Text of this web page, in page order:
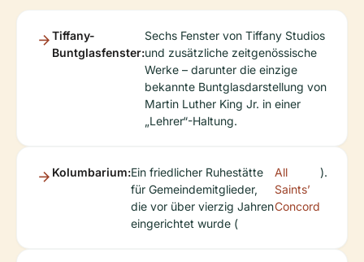
Tiffany-
Buntglasfenster:
Sechs Fenster von Tiffany Studios
und zusätzliche zeitgenössische
Werke – darunter die einzige
bekannte Buntglasdarstellung von
Martin Luther King Jr. in einer
„Lehrer“-Haltung.
Kolumbarium:Ein friedlicher Ruhestätte
für Gemeindemitglieder,
die vor über vierzig Jahren
eingerichtet wurde (
All
Saints’
Concord
).